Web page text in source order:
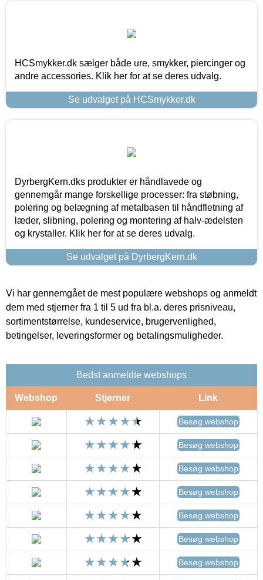
HCSmykker.dk sælger både ure, smykker, piercinger og
andre accessories. Klik her for at se deres udvalg.
Se udvalget på HCSmykker.dk
DyrbergKern.dks produkter er håndlavede og
gennemgår mange forskellige processer: fra støbning,
polering og belægning af metalbasen til håndfletning af
læder, slibning, polering og montering af halv-ædelsten
og krystaller. Klik her for at se deres udvalg.
Se udvalget på DyrbergKern.dk
Vi har gennemgået de mest populære webshops og anmeldt
dem med stjerner fra 1 til 5 ud fra bl.a. deres prisniveau,
sortimentstørrelse, kundeservice, brugervenlighed,
betingelser, leveringsformer og betalingsmuligheder.
Bedst anmeldte webshops
Webshop Stjerner Link
Besøg webshop
Besøg webshop
Besøg webshop
Besøg webshop
Besøg webshop
Besøg webshop
Besøg webshop